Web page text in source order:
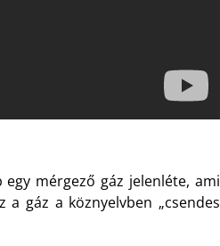
mérgező gáz jelenléte, ami
gáz a köznyelvben „csendes